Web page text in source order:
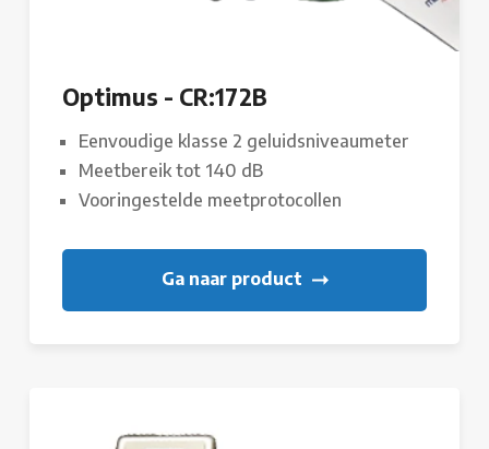
Optimus - CR:172B
Eenvoudige klasse 2 geluidsniveaumeter
Meetbereik tot 140 dB
Vooringestelde meetprotocollen
Ga naar product